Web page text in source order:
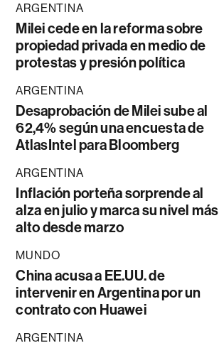
ARGENTINA
Milei cede en la reforma sobre
propiedad privada en medio de
protestas y presión política
ARGENTINA
Desaprobación de Milei sube al
62,4% según una encuesta de
AtlasIntel para Bloomberg
ARGENTINA
Inflación porteña sorprende al
alza en julio y marca su nivel más
alto desde marzo
MUNDO
China acusa a EE.UU. de
intervenir en Argentina por un
contrato con Huawei
ARGENTINA